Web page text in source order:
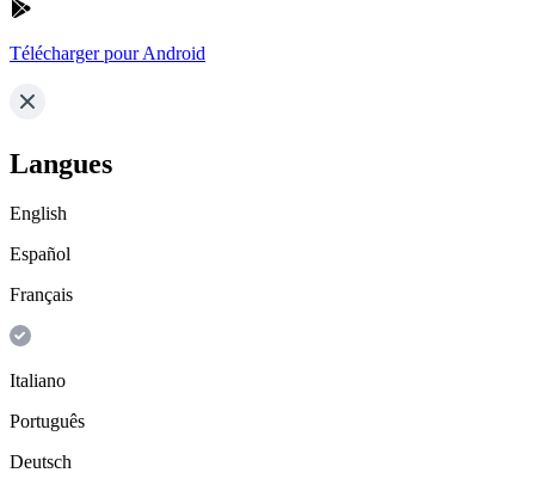
Télécharger pour Android
Langues
English
Español
Français
Italiano
Português
Deutsch